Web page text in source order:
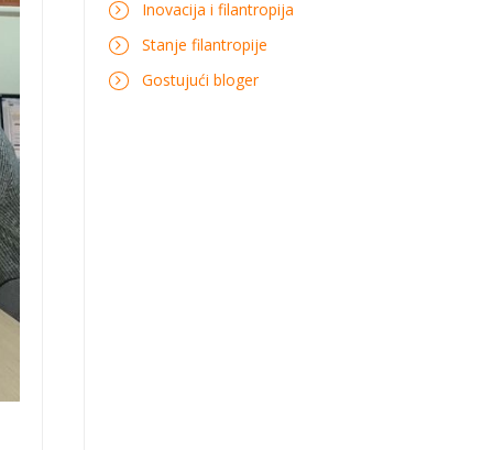
Inovacija i filantropija
Stanje filantropije
Gostujući bloger